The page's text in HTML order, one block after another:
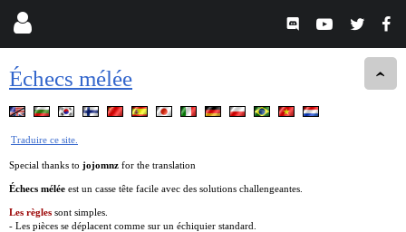
Échecs mélée
Traduire ce site.
Special thanks to jojomnz for the translation
Échecs mélée est un casse tête facile avec des solutions challengeantes.
Les règles sont simples.
- Les pièces se déplacent comme sur un échiquier standard.